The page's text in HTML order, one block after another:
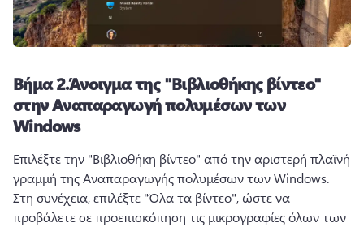
Βήμα 2.Άνοιγμα της "Βιβλιοθήκης βίντεο"
στην Αναπαραγωγή πολυμέσων των
Windows
Επιλέξτε την "Βιβλιοθήκη βίντεο" από την αριστερή πλαϊνή
Στη συνέχεια, επιλέξτε "Όλα τα βίντεο", ώστε να
προβάλετε σε προεπισκόπηση τις μικρογραφίες όλων των